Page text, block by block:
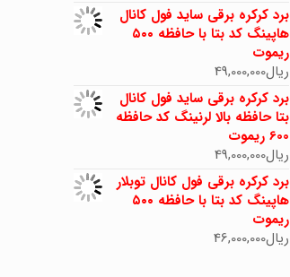
برد کرکره برقی ساید فول کانال
هاپینگ کد بتا با حافظه ۵۰۰
ریموت
ریال49,000,000
برد کرکره برقی ساید فول کانال
بتا حافظه بالا لرنینگ کد حافظه
600 ریموت
ریال49,000,000
برد کرکره برقی فول کانال توبلار
هاپینگ کد بتا با حافظه ۵۰۰
ریموت
ریال46,000,000